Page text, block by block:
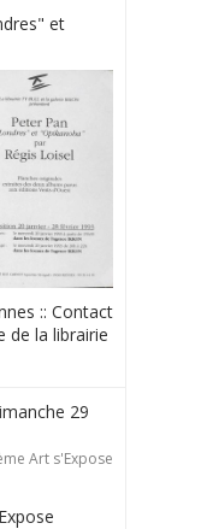
et
:: Contact
de la librairie
29
Art s'Expose